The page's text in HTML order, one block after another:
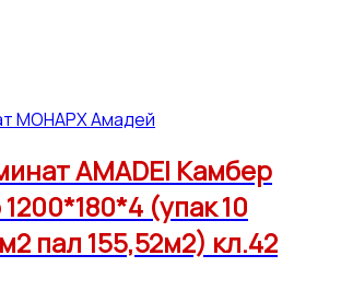
МОНАРХ Амадей
AMADEI Камбер
(упак 10
пал 155,52м2) кл.42